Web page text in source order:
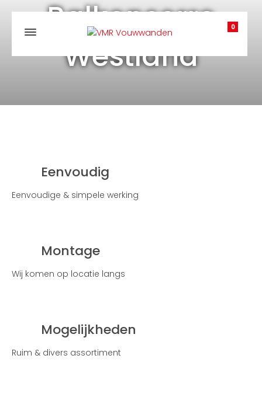
0
Balkonserre
Westland
Eenvoudig
Eenvoudige & simpele werking
Montage
Wij komen op locatie langs
Mogelijkheden
Ruim & divers assortiment